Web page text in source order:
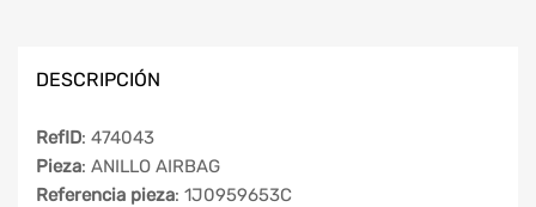
DESCRIPCIÓN
RefID: 474043
Pieza: ANILLO AIRBAG
Referencia pieza: 1J0959653C